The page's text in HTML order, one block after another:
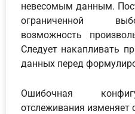
невесомым данным.
ограниченной
возможность
Следует накапливать
данных перед
Ошибочная
отслеживания изменяет